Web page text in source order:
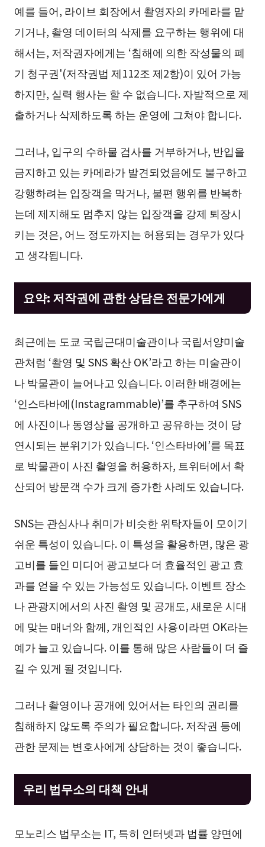
예를 들어, 라이브 회장에서 촬영자의 카메라를 맡
기거나, 촬영 데이터의 삭제를 요구하는 행위에 대
해서는, 저작권자에게는 ‘침해에 의한 작성물의 폐
기 청구권'(저작권법 제112조 제2항)이 있어 가능
하지만, 실력 행사는 할 수 없습니다. 자발적으로 제
출하거나 삭제하도록 하는 운영에 그쳐야 합니다.
그러나, 입구의 수하물 검사를 거부하거나, 반입을
금지하고 있는 카메라가 발견되었음에도 불구하고
강행하려는 입장객을 막거나, 불편 행위를 반복하
는데 제지해도 멈추지 않는 입장객을 강제 퇴장시
키는 것은, 어느 정도까지는 허용되는 경우가 있다
고 생각됩니다.
요약: 저작권에 관한 상담은 전문가에게
최근에는 도쿄 국립근대미술관이나 국립서양미술
관처럼 ‘촬영 및 SNS 확산 OK’라고 하는 미술관이
나 박물관이 늘어나고 있습니다. 이러한 배경에는
‘인스타바에(Instagrammable)’를 추구하여 SNS
에 사진이나 동영상을 공개하고 공유하는 것이 당
연시되는 분위기가 있습니다. ‘인스타바에’를 목표
로 박물관이 사진 촬영을 허용하자, 트위터에서 확
산되어 방문객 수가 크게 증가한 사례도 있습니다.
SNS는 관심사나 취미가 비슷한 위탁자들이 모이기
쉬운 특성이 있습니다. 이 특성을 활용하면, 많은 광
고비를 들인 미디어 광고보다 더 효율적인 광고 효
과를 얻을 수 있는 가능성도 있습니다. 이벤트 장소
나 관광지에서의 사진 촬영 및 공개도, 새로운 시대
에 맞는 매너와 함께, 개인적인 사용이라면 OK라는
예가 늘고 있습니다. 이를 통해 많은 사람들이 더 즐
길 수 있게 될 것입니다.
그러나 촬영이나 공개에 있어서는 타인의 권리를
침해하지 않도록 주의가 필요합니다. 저작권 등에
관한 문제는 변호사에게 상담하는 것이 좋습니다.
우리 법무소의 대책 안내
모노리스 법무소는 IT, 특히 인터넷과 법률 양면에